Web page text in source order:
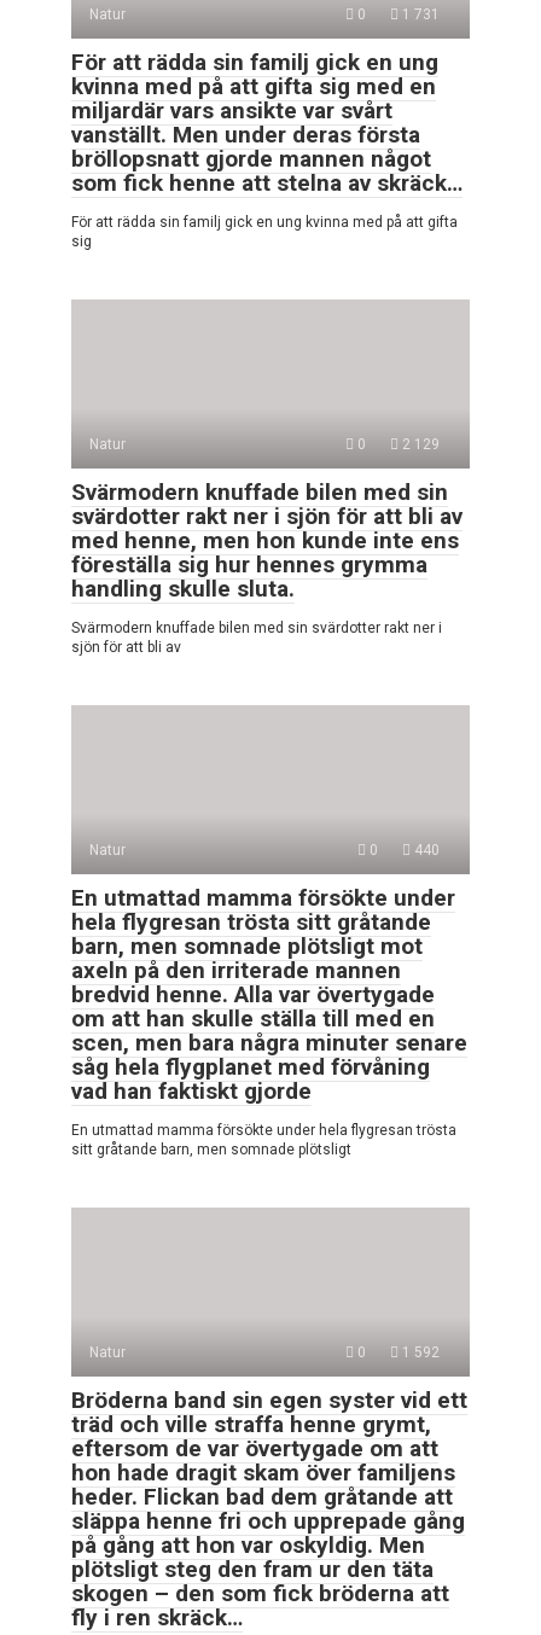
Natur 0 1 731
För att rädda sin familj gick en ung
kvinna med på att gifta sig med en
miljardär vars ansikte var svårt
vanställt. Men under deras första
bröllopsnatt gjorde mannen något
som fick henne att stelna av skräck…
För att rädda sin familj gick en ung kvinna med på att gifta
sig
Natur 0 2 129
Svärmodern knuffade bilen med sin
svärdotter rakt ner i sjön för att bli av
med henne, men hon kunde inte ens
föreställa sig hur hennes grymma
handling skulle sluta.
Svärmodern knuffade bilen med sin svärdotter rakt ner i
sjön för att bli av
Natur 0 440
En utmattad mamma försökte under
hela flygresan trösta sitt gråtande
barn, men somnade plötsligt mot
axeln på den irriterade mannen
bredvid henne. Alla var övertygade
om att han skulle ställa till med en
scen, men bara några minuter senare
såg hela flygplanet med förvåning
vad han faktiskt gjorde
En utmattad mamma försökte under hela flygresan trösta
sitt gråtande barn, men somnade plötsligt
Natur 0 1 592
Bröderna band sin egen syster vid ett
träd och ville straffa henne grymt,
eftersom de var övertygade om att
hon hade dragit skam över familjens
heder. Flickan bad dem gråtande att
släppa henne fri och upprepade gång
på gång att hon var oskyldig. Men
plötsligt steg den fram ur den täta
skogen – den som fick bröderna att
fly i ren skräck…